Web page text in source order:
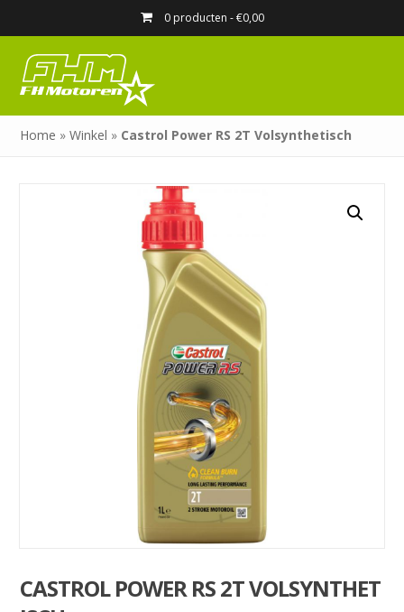
0 producten -€0,00
Home »Winkel » Castrol Power RS 2T Volsynthetisch
CASTROL POWER RS 2T VOLSYNTHET